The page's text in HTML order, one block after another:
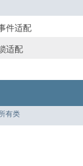
件适配
适配
有类